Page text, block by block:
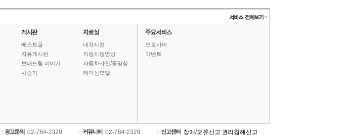
베스트글
자유게시판
보배드림 이야기
시승기
내차사진
자동차동영상
자동차사진/동영상
레이싱모델
오토바이
이벤트
02-784-2329 02-784-2329 장애/오류신고 권리침해신고